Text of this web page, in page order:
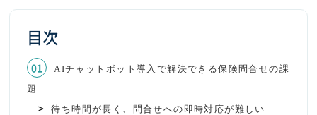
目次
AIチャットボット導入で解決できる保険問合せの課
題
待ち時間が長く、問合せへの即時対応が難しい